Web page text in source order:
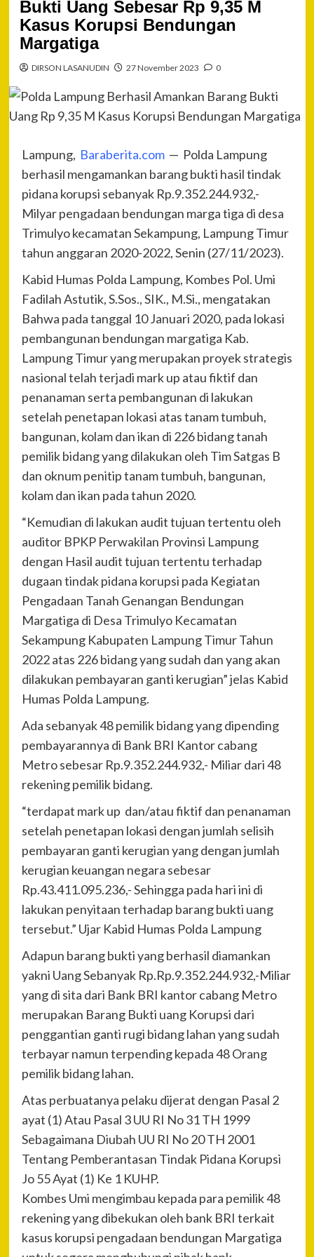
Bukti Uang Sebesar Rp 9,35 M
Kasus Korupsi Bendungan
Margatiga
DIRSON LASANUDIN 27 November 2023 0
Lampung, Baraberita.com— Polda Lampung
berhasil mengamankan barang bukti hasil tindak
pidana korupsi sebanyak Rp.9.352.244.932,-
Milyar pengadaan bendungan marga tiga di desa
Trimulyo kecamatan Sekampung, Lampung Timur
tahun anggaran 2020-2022, Senin (27/11/2023).
Kabid Humas Polda Lampung, Kombes Pol. Umi
Fadilah Astutik, S.Sos., SIK., M.Si., mengatakan
Bahwa pada tanggal 10 Januari 2020, pada lokasi
pembangunan bendungan margatiga Kab.
Lampung Timur yang merupakan proyek strategis
nasional telah terjadi mark up atau fiktif dan
penanaman serta pembangunan di lakukan
setelah penetapan lokasi atas tanam tumbuh,
bangunan, kolam dan ikan di 226 bidang tanah
pemilik bidang yang dilakukan oleh Tim Satgas B
dan oknum penitip tanam tumbuh, bangunan,
kolam dan ikan pada tahun 2020.
“Kemudian di lakukan audit tujuan tertentu oleh
auditor BPKP Perwakilan Provinsi Lampung
dengan Hasil audit tujuan tertentu terhadap
dugaan tindak pidana korupsi pada Kegiatan
Pengadaan Tanah Genangan Bendungan
Margatiga di Desa Trimulyo Kecamatan
Sekampung Kabupaten Lampung Timur Tahun
2022 atas 226 bidang yang sudah dan yang akan
dilakukan pembayaran ganti kerugian” jelas Kabid
Humas Polda Lampung.
Ada sebanyak 48 pemilik bidang yang dipending
pembayarannya di Bank BRI Kantor cabang
Metro sebesar Rp.9.352.244.932,- Miliar dari 48
rekening pemilik bidang.
“terdapat mark up dan/atau fiktif dan penanaman
setelah penetapan lokasi dengan jumlah selisih
pembayaran ganti kerugian yang dengan jumlah
kerugian keuangan negara sebesar
Rp.43.411.095.236,- Sehingga pada hari ini di
lakukan penyitaan terhadap barang bukti uang
tersebut.” Ujar Kabid Humas Polda Lampung
Adapun barang bukti yang berhasil diamankan
yakni Uang Sebanyak Rp.Rp.9.352.244.932,-Miliar
yang di sita dari Bank BRI kantor cabang Metro
merupakan Barang Bukti uang Korupsi dari
penggantian ganti rugi bidang lahan yang sudah
terbayar namun terpending kepada 48 Orang
pemilik bidang lahan.
Atas perbuatanya pelaku dijerat dengan Pasal 2
ayat (1) Atau Pasal 3 UU RI No 31 TH 1999
Sebagaimana Diubah UU RI No 20 TH 2001
Tentang Pemberantasan Tindak Pidana Korupsi
Jo 55 Ayat (1) Ke 1 KUHP.
Kombes Umi mengimbau kepada para pemilik 48
rekening yang dibekukan oleh bank BRI terkait
kasus korupsi pengadaan bendungan Margatiga